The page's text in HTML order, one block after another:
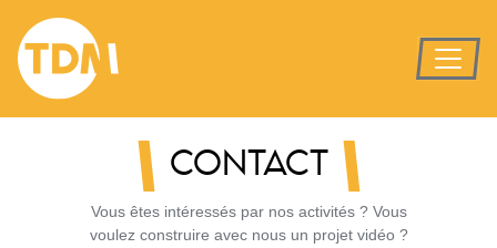
CONTACT
Vous êtes intéressés par nos activités ? Vous
voulez construire avec nous un projet vidéo ?